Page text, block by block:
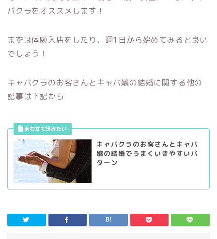
バクラをオススメします！
まずは体験入店をしたり、週1日から始めてみると良い
でしょう！
キャバクラのお客さんとキャバ嬢の結婚に関する他の
記事は下記から
キャバクラのお客さんとキャバ
嬢の結婚でうまくいきやすいパ
ターン